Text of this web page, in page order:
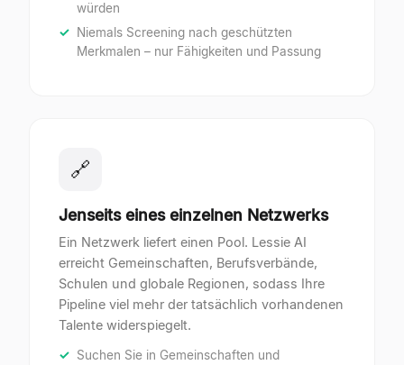
würden
Niemals Screening nach geschützten
Merkmalen – nur Fähigkeiten und Passung
🔗
Jenseits eines einzelnen Netzwerks
Ein Netzwerk liefert einen Pool. Lessie AI
erreicht Gemeinschaften, Berufsverbände,
Schulen und globale Regionen, sodass Ihre
Pipeline viel mehr der tatsächlich vorhandenen
Talente widerspiegelt.
Suchen Sie in Gemeinschaften und